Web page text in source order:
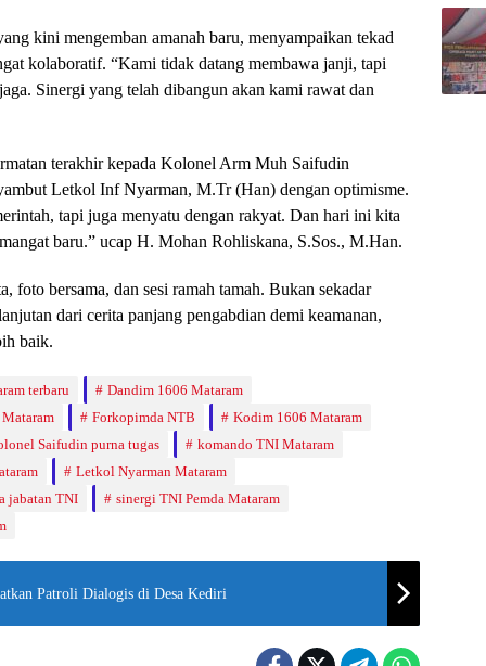
kini mengemban amanah baru, menyampaikan tekad
kolaboratif. “Kami tidak datang membawa janji, tapi
Sinergi yang telah dibangun akan kami rawat dan
terakhir kepada Kolonel Arm Muh Saifudin
Letkol Inf Nyarman, M.Tr (Han) dengan optimisme.
tapi juga menyatu dengan rakyat. Dan hari ini kita
baru.” ucap H. Mohan Rohliskana, S.Sos., M.Han.
foto bersama, dan sesi ramah tamah. Bukan sekadar
dari cerita panjang pengabdian demi keamanan,
baik.
terbaru
Dandim 1606 Mataram
Forkopimda NTB
Kodim 1606 Mataram
Saifudin purna tugas
komando TNI Mataram
Letkol Nyarman Mataram
jabatan TNI
sinergi TNI Pemda Mataram
Patroli Dialogis di Desa Kediri